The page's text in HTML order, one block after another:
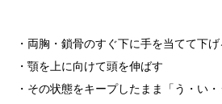
・両胸・鎖骨のすぐ下に手を当てて下げ
・顎を上に向けて頭を伸ばす
・その状態をキープしたまま「う・い